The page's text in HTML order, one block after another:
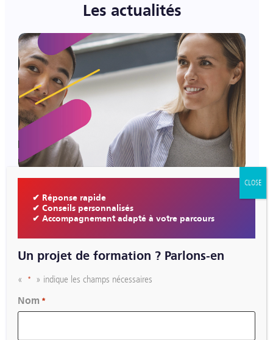
Les actualités
Les nouvelles formations 2026/2027
✔ Réponse rapide
✔ Conseils personnalisés
✔ Accompagnement adapté à votre parcours
Un projet de formation ? Parlons-en
« *
» indique les champs nécessaires
Nom *
CLOSE